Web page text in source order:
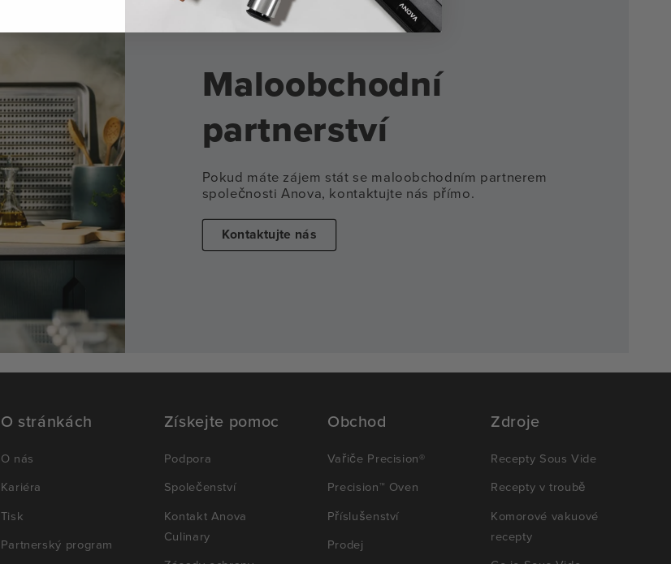
Maloobchodní
partnerství
Pokud máte zájem stát se maloobchodním partnerem
společnosti Anova, kontaktujte nás přímo.
Kontaktujte nás
O stránkách
O nás
Kariéra
Tisk
Partnerský program
Získejte pomoc
Podpora
Společenství
Kontakt Anova
Culinary
Obchod
Vařiče Precision®
Precision™ Oven
Příslušenství
Prodej
Zdroje
Recepty Sous Vide
Recepty v troubě
Komorové vakuové
recepty